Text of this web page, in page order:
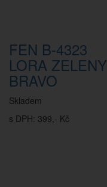
FEN B-4323
LORA ZELENY
BRAVO
Skladem
s DPH: 399,- Kč